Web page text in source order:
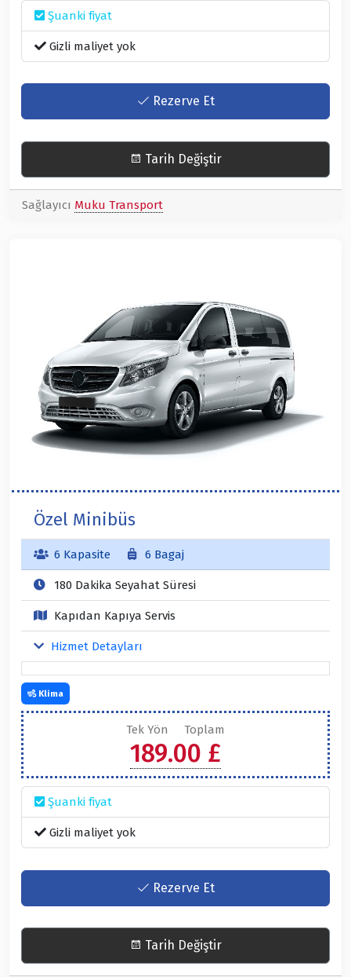
Şuanki fiyat
Gizli maliyet yok
Rezerve Et
Tarih Değiştir
Sağlayıcı Muku Transport
Özel Minibüs
6 Kapasite 6 Bagaj
180 Dakika Seyahat Süresi
Kapıdan Kapıya Servis
Hizmet Detayları
Tek Yön Toplam
189.00 £
Şuanki fiyat
Gizli maliyet yok
Rezerve Et
Tarih Değiştir
Klima